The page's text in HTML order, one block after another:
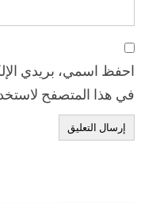
احفظ اسمي، بريدي
في هذا المتصفح